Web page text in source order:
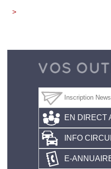
>
EN DIRECT
INFO
E-